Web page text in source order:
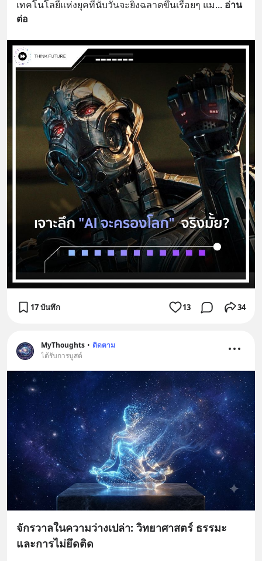
เทคโนโลยีแห่งยุคที่นับวันจะยิ่งฉลาดขึ้นเรื่อยๆ แม... อ่าน
ต่อ
17 บันทึก 13 34
MyThoughts • ติดตาม
ได้รับการบูสต์
จักรวาลในความว่างเปล่า: วิทยาศาสตร์ ธรรมะ
และการไม่ยึดติด